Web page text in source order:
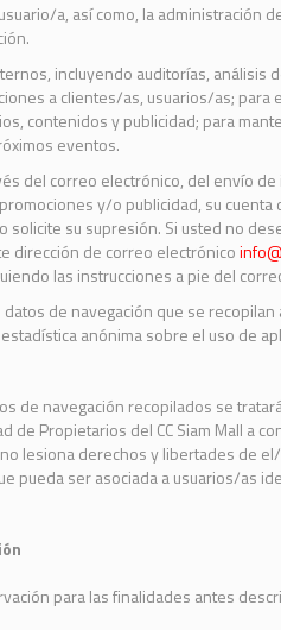
a, así como, la administración
incluyendo auditorías, análisis
a clientes/as, usuarios/as;
contenidos y publicidad; para
eventos.
del correo electrónico, del envío
y/o publicidad, su
solicite su supresión. Si usted no
dirección de correo electrónico
las instrucciones a pie del
de navegación que se
anónima sobre el uso de
de navegación recopilados se
de Propietarios del CC Siam Mall a
lesiona derechos y libertades de
pueda ser asociada a usuarios/as
para las finalidades antes